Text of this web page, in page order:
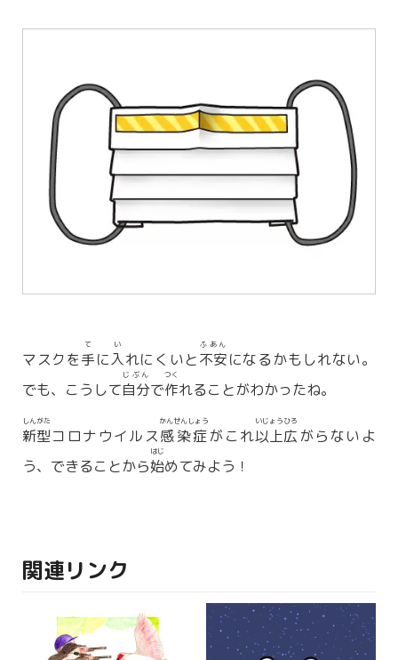
マスクを手
て
に入
い
れにくいと不安
ふあん
になるかもしれない。
でも、こうして自分
じぶん
で作
つく
れることがわかったね。
新型
しんがた
コロナウイルス感染症
かんせんしょう
がこれ以上
いじょう
広
ひろ
がらないよ
う、できることから始
はじ
めてみよう！
関連リンク